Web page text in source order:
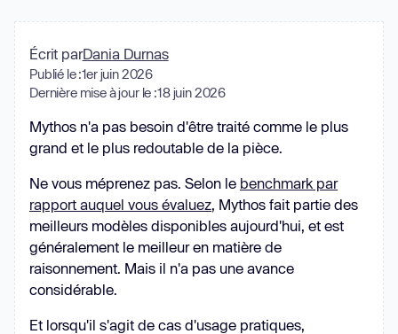
Écrit parDania Durnas
Publié le :1er juin 2026
Dernière mise à jour le :18 juin 2026
Mythos n'a pas besoin d'être traité comme le plus
grand et le plus redoutable de la pièce.
Ne vous méprenez pas. Selon le benchmark par
rapport auquel vous évaluez, Mythos fait partie des
meilleurs modèles disponibles aujourd'hui, et est
généralement le meilleur en matière de
raisonnement. Mais il n'a pas une avance
considérable.
Et lorsqu'il s'agit de cas d'usage pratiques,